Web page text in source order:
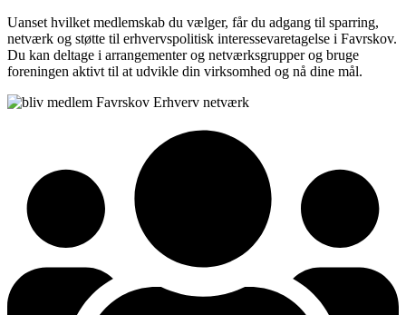
Uanset hvilket medlemskab du vælger, får du adgang til sparring,
netværk og støtte til erhvervspolitisk interessevaretagelse i Favrskov.
Du kan deltage i arrangementer og netværksgrupper og bruge
foreningen aktivt til at udvikle din virksomhed og nå dine mål.